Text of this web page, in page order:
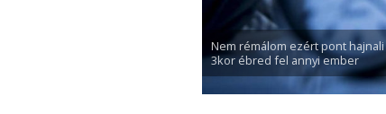
Nem rémálom ezért pont hajnali
3kor ébred fel annyi ember